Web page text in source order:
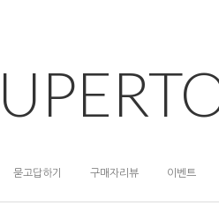
묻고답하기 구매자리뷰 이벤트